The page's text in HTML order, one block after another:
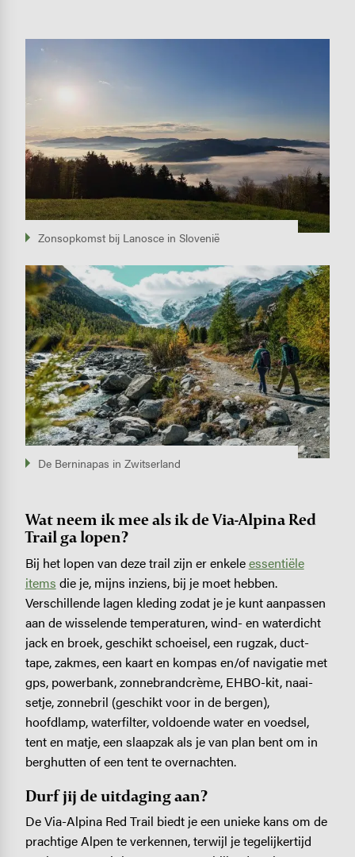
Image
Zonsopkomst bij Lanosce in Slovenië
Image
De Berninapas in Zwitserland
Wat neem ik mee als ik de Via-Alpina Red
Trail ga lopen?
Bij het lopen van deze trail zijn er enkeleessentiële
items die je, mijns inziens, bij je moet hebben.
Verschillende lagen kleding zodat je je kunt aanpassen
aan de wisselende temperaturen, wind- en waterdicht
jack en broek, geschikt schoeisel, een rugzak, duct-
tape, zakmes, een kaart en kompas en/of navigatie met
gps, powerbank, zonnebrandcrème, EHBO-kit, naai-
setje, zonnebril (geschikt voor in de bergen),
hoofdlamp, waterfilter, voldoende water en voedsel,
tent en matje, een slaapzak als je van plan bent om in
berghutten of een tent te overnachten.
Durf jij de uitdaging aan?
De Via-Alpina Red Trail biedt je een unieke kans om de
prachtige Alpen te verkennen, terwijl je tegelijkertijd